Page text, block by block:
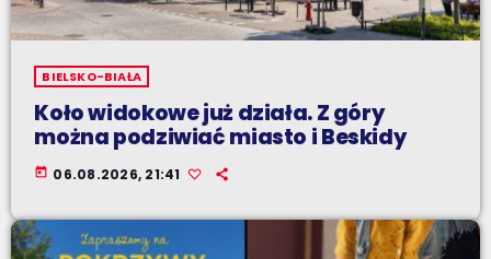
BIELSKO-BIAŁA
Koło widokowe już działa. Z góry
można podziwiać miasto i Beskidy
today 06.08.2026, 21:41